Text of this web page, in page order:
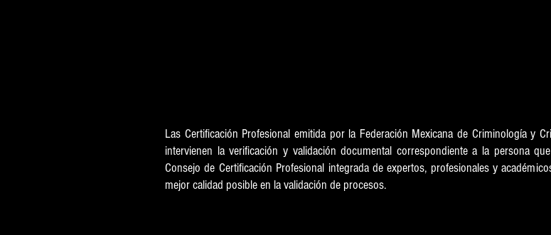
Las Certificación Profesional emitida por la Federación Mexicana de Criminología y
intervienen la verificación y validación documental correspondiente a la persona
Consejo de Certificación Profesional integrada de expertos, profesionales y
mejor calidad posible en la validación de procesos.